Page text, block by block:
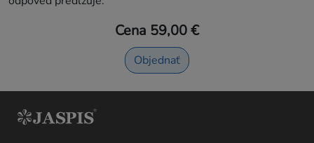
Cena 59,00 €
Objednať